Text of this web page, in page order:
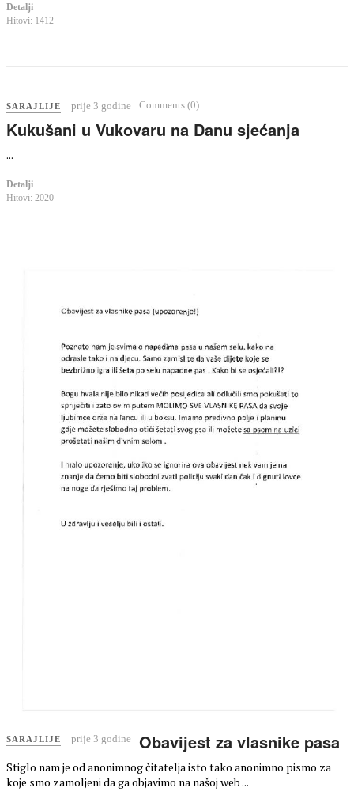
Detalji
Hitovi: 1412
SARAJLIJE prije 3 godine Comments (0)
Kukušani u Vukovaru na Danu sjećanja
...
Detalji
Hitovi: 2020
SARAJLIJE prije 3 godine Obavijest za vlasnike pasa
Stiglo nam je od anonimnog čitatelja isto tako anonimno pismo za
koje smo zamoljeni da ga objavimo na našoj web ...